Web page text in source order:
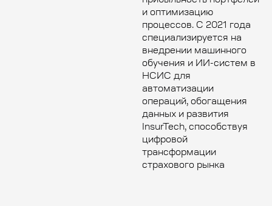
и оптимизацию
процессов. С 2021 года
специализируется на
внедрении машинного
обучения и ИИ-систем в
НСИС для
автоматизации
операций, обогащения
данных и развития
InsurTech, способствуя
цифровой
трансформации
страхового рынка